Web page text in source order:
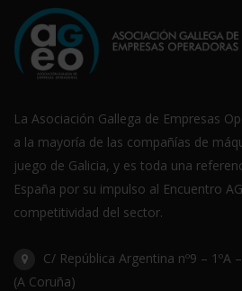
La Asociación Gallega de Empresas
a la mayoría de las compañías de
juego de Galicia, y es toda una
España por su impulso al Encuentro
competitividad del sector.
C/ República Argentina nº9 –
(A Coruña)